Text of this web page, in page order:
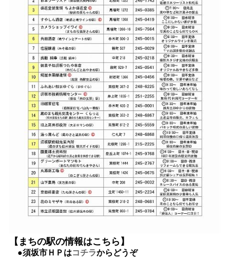
【まちの駅の情報はこちら】
●須坂市ＨＰはコチラからどうぞ